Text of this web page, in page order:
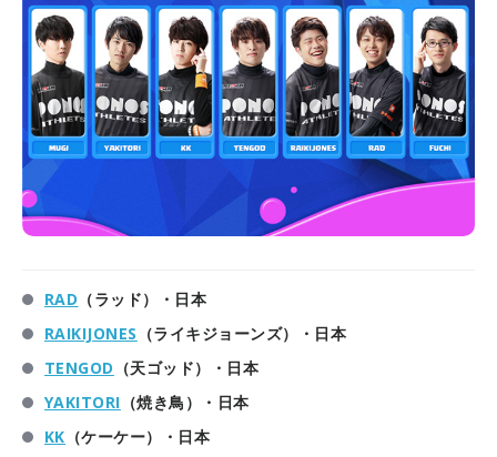
RAD （ラッド）・日本
RAIKIJONES （ライキジョーンズ）・日本
TENGOD （天ゴッド）・日本
YAKITORI （焼き鳥）・日本
KK （ケーケー）・日本